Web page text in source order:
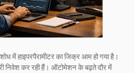
में हाइपरपैरामीटर का जिक्र आम हो गया है।
निवेश कर रही हैं। ऑटोमेशन के बढ़ते दौर में